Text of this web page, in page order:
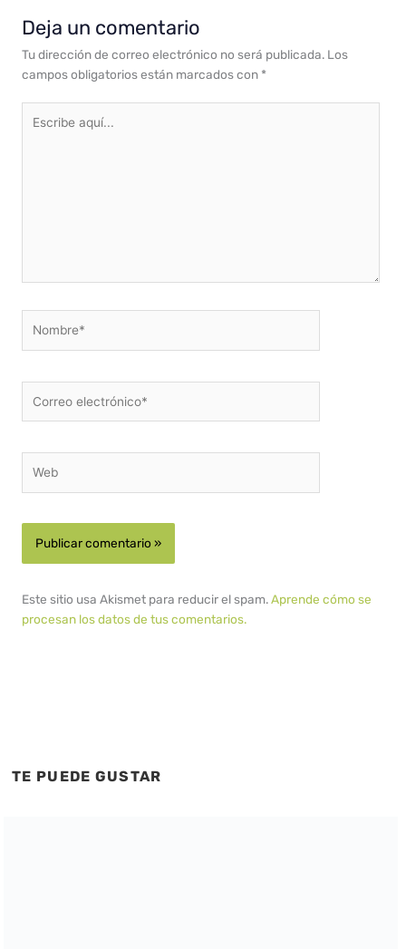
Deja un comentario
Tu dirección de correo electrónico no será publicada. Los
campos obligatorios están marcados con *
aquí...
electrónico*
Este sitio usa Akismet para reducir el spam.Aprende cómo se
procesan los datos de tus comentarios.
TE PUEDE GUSTAR